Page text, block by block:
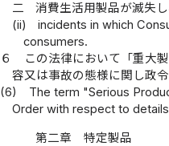
二
消費生活用製品が滅失
(ii)
incidents in which
consumers.
６
この法律において「重大
容又は事故の態様に関し政
(6)
The term "Serious
Order with respect to
第二章 特定製品